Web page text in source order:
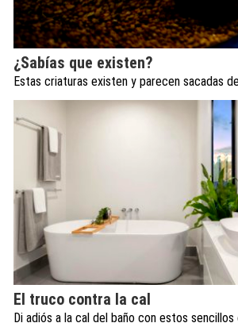
¿Sabías que existen?
Estas criaturas existen y parecen sacadas
El truco contra la cal
Di adiós a la cal del baño con estos sencillos